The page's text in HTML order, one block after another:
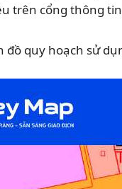
trên cổng thông
quy hoạch sử